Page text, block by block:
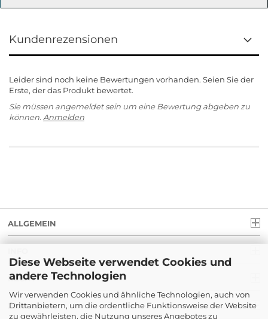
Diese Webseite verwendet Cookies und
andere Technologien
Wir verwenden Cookies und ähnliche Technologien, auch von
Drittanbietern, um die ordentliche Funktionsweise der Website
zu gewährleisten, die Nutzung unseres Angebotes zu
Kundenrezensionen
Leider sind noch keine Bewertungen vorhanden. Seien Sie der
Erste, der das Produkt bewertet.
Sie müssen angemeldet sein um eine Bewertung abgeben zu
können. Anmelden
ALLGEMEIN
RECHT
ZAHLUNG